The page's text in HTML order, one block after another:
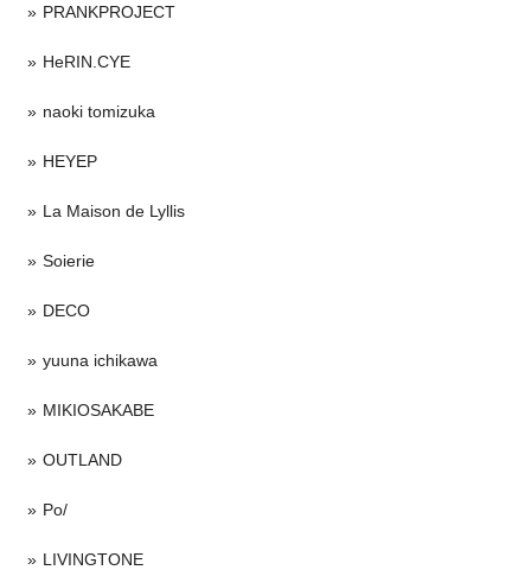
PRANKPROJECT
HeRIN.CYE
naoki tomizuka
HEYEP
La Maison de Lyllis
Soierie
DECO
yuuna ichikawa
MIKIOSAKABE
OUTLAND
Po/
LIVINGTONE